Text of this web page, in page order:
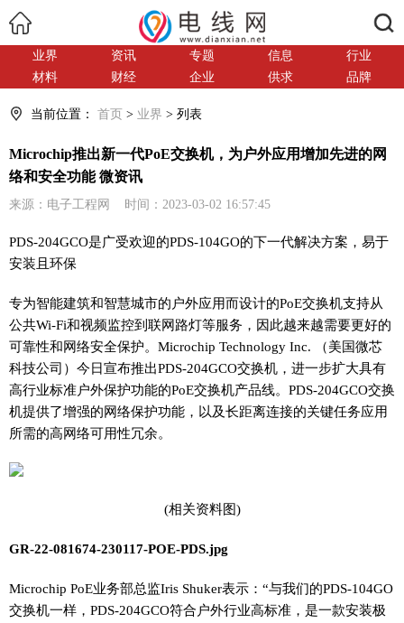
业界 资讯 专题 信息
行业
材料
财经 企业 供求 品牌
当前位置： 首页 > 业界 > 列表
Microchip推出新一代PoE交换机，为户外应用增加先进的网
络和安全功能 微资讯
来源：电子工程网 时间：2023-03-02 16:57:45
PDS-204GCO是广受欢迎的PDS-104GO的下一代解决方案，易于
安装且环保
专为智能建筑和智慧城市的户外应用而设计的PoE交换机支持从
公共Wi-Fi和视频监控到联网路灯等服务，因此越来越需要更好的
可靠性和网络安全保护。Microchip Technology Inc. （美国微芯
科技公司）今日宣布推出PDS-204GCO交换机，进一步扩大具有
高行业标准户外保护功能的PoE交换机产品线。PDS-204GCO交换
机提供了增强的网络保护功能，以及长距离连接的关键任务应用
所需的高网络可用性冗余。
(相关资料图)
GR-22-081674-230117-POE-PDS.jpg
Microchip PoE业务部总监Iris Shuker表示：“与我们的PDS-104GO
交换机一样，PDS-204GCO符合户外行业高标准，是一款安装极